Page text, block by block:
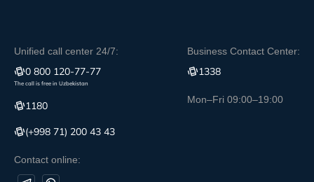
Unified call center 24/7:
0 800 120-77-77
The call is free in Uzbekistan
1180
(+998 71) 200 43 43
Contact online:
Business Contact Center:
1338
Mon–Fri 09:00–19:00